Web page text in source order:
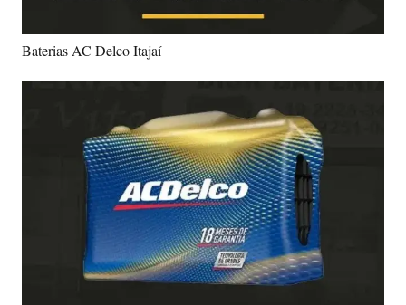
Baterias AC Delco Itajaí